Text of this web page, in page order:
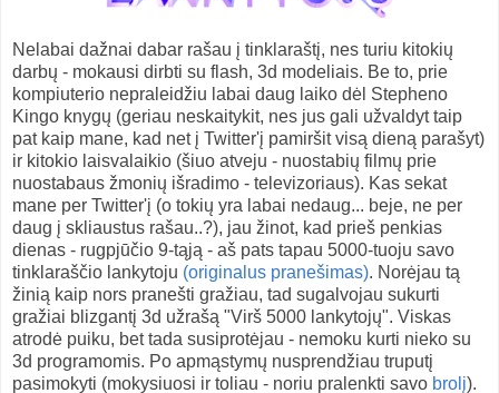
Nelabai dažnai dabar rašau į tinklaraštį, nes turiu kitokių
darbų - mokausi dirbti su flash, 3d modeliais. Be to, prie
kompiuterio nepraleidžiu labai daug laiko dėl Stepheno
Kingo knygų (geriau neskaitykit, nes jus gali užvaldyt taip
pat kaip mane, kad net į Twitter'į pamiršit visą dieną parašyt)
ir kitokio laisvalaikio (šiuo atveju - nuostabių filmų prie
nuostabaus žmonių išradimo - televizoriaus). Kas sekat
mane per Twitter'į (o tokių yra labai nedaug... beje, ne per
daug į skliaustus rašau..?), jau žinot, kad prieš penkias
dienas - rugpjūčio 9-tąją - aš pats tapau 5000-tuoju savo
tinklaraščio lankytoju (originalus pranešimas). Norėjau tą
žinią kaip nors pranešti gražiau, tad sugalvojau sukurti
gražiai blizgantį 3d užrašą "Virš 5000 lankytojų". Viskas
atrodė puiku, bet tada susiprotėjau - nemoku kurti nieko su
3d programomis. Po apmąstymų nusprendžiau truputį
pasimokyti (mokysiuosi ir toliau - noriu pralenkti savo brolį).